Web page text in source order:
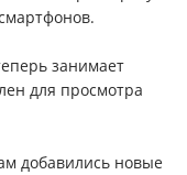
занимает
для просмотра
добавились новые